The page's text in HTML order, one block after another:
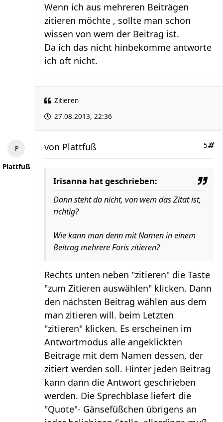
Wenn ich aus mehreren Beiträgen
zitieren möchte , sollte man schon
wissen von wem der Beitrag ist.
Da ich das nicht hinbekomme antworte
ich oft nicht.
Zitieren
27.08.2013, 22:36
Plattfuß
5
von Plattfuß
Irisanna hat geschrieben:
Dann steht da nicht, von wem das Zitat ist,
richtig?
Wie kann man denn mit Namen in einem
Beitrag mehrere Foris zitieren?
Rechts unten neben "zitieren" die Taste
"zum Zitieren auswählen" klicken. Dann
den nächsten Beitrag wählen aus dem
man zitieren will. beim Letzten
"zitieren" klicken. Es erscheinen im
Antwortmodus alle angeklickten
Beitrage mit dem Namen dessen, der
zitiert werden soll. Hinter jeden Beitrag
kann dann die Antwort geschrieben
werden. Die Sprechblase liefert die
"Quote"- Gänsefüßchen übrigens an